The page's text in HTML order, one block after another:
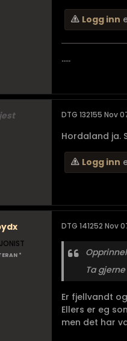
Logg inn
.....
DTG 132155 Nov
Hordaland ja.
Logg inn
*
DTG 141252 Nov
Ta
Er fjellvandt
Ellers er eg
men det har